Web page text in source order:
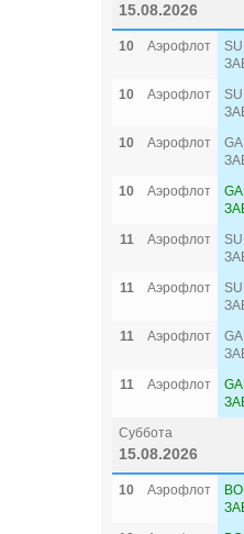
15.08.2026
10 Аэрофлот
10
Аэрофлот
10
Аэрофлот
10
Аэрофлот
11
Аэрофлот
11
Аэрофлот
11
Аэрофлот
11
Аэрофлот
Суббота
15.08.2026
10 Аэрофлот